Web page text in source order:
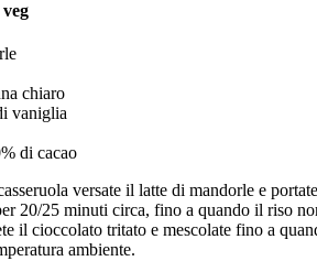
chiaro
vaniglia
di cacao
versate il latte di mandorle e
20/25 minuti circa, fino a quando il riso
il cioccolato tritato e mescolate fino a
ambiente.